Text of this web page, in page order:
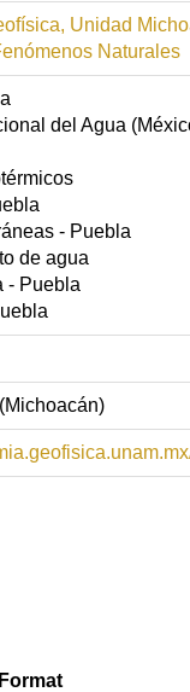
Unidad
Naturales
del Agua
- Puebla
de agua
- Puebla
Format